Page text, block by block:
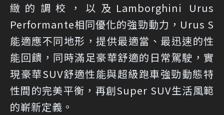
緻的調校，以及Lamborghini Urus
Performante相同優化的強勁動力，Urus S
能適應不同地形，提供最適當、最迅速的性
能回饋，同時滿足豪華舒適的日常駕駛，實
現豪華SUV舒適性能與超級跑車強勁動態特
性間的完美平衡，再創Super SUV生活風範
的嶄新定義。